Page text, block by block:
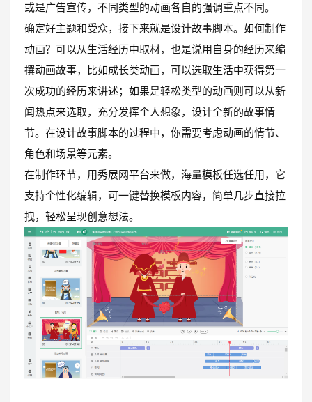
或是广告宣传，不同类型的动画各自的强调重点不同。
确定好主题和受众，接下来就是设计故事脚本。如何制作
动画？可以从生活经历中取材，也是说用自身的经历来编
撰动画故事，比如成长类动画，可以选取生活中获得第一
次成功的经历来讲述；如果是轻松类型的动画则可以从新
闻热点来选取，充分发挥个人想象，设计全新的故事情
节。在设计故事脚本的过程中，你需要考虑动画的情节、
角色和场景等元素。
在制作环节，用秀展网平台来做，海量模板任选任用，它
支持个性化编辑，可一键替换模板内容，简单几步直接拉
拽，轻松呈现创意想法。